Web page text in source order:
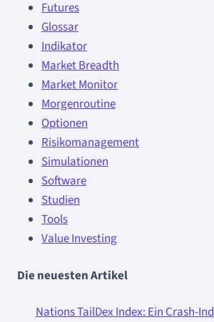
Futures
Glossar
Indikator
Market Breadth
Market Monitor
Morgenroutine
Optionen
Risikomanagement
Simulationen
Software
Studien
Tools
Value Investing
Die neuesten Artikel
Nations TailDex Index: Ein Crash-